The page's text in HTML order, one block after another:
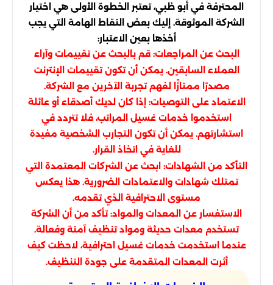
المحترفة في أبو ظبي، تعتبر الخطوة الأولى هي اختيار
الشركة الموثوقة. إليك بعض النقاط الهامة التي يجب
أخذها بعين الاعتبار:
البحث عن المراجعات: قم بالبحث عن تقييمات وآراء
العملاء السابقين. يمكن أن تكون تقييمات الإنترنت
مصدرًا ممتازًا لفهم تجربة الآخرين مع الشركة.
الاعتماد على التوصيات: إذا كان لديك أصدقاء أو عائلة
استخدموا خدمات غسيل المراتب، فلا تتردد في
استشارتهم. يمكن أن تكون التجارب الشخصية مفيدة
للغاية في اتخاذ القرار.
التأكد من الشهادات: ابحث عن الشركات المعتمدة التي
تمتلك شهادات والاعتمادات الضرورية. هذا يعكس
مستوى الاحترافية الذي تقدمه.
الاستفسار عن المعدات والمواد: تأكد من أن الشركة
تستخدم معدات حديثة ومواد تنظيف آمنة وفعالة.
عندما استخدمت خدمات غسيل احترافية، لاحظت كيف
أثرت المعدات المتقدمة على جودة التنظيف.